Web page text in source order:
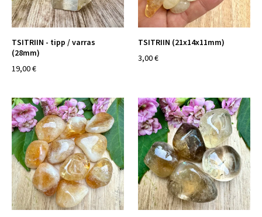
TSITRIIN - tipp / varras
(28mm)
19,00 €
TSITRIIN (21x14x11mm)
3,00 €